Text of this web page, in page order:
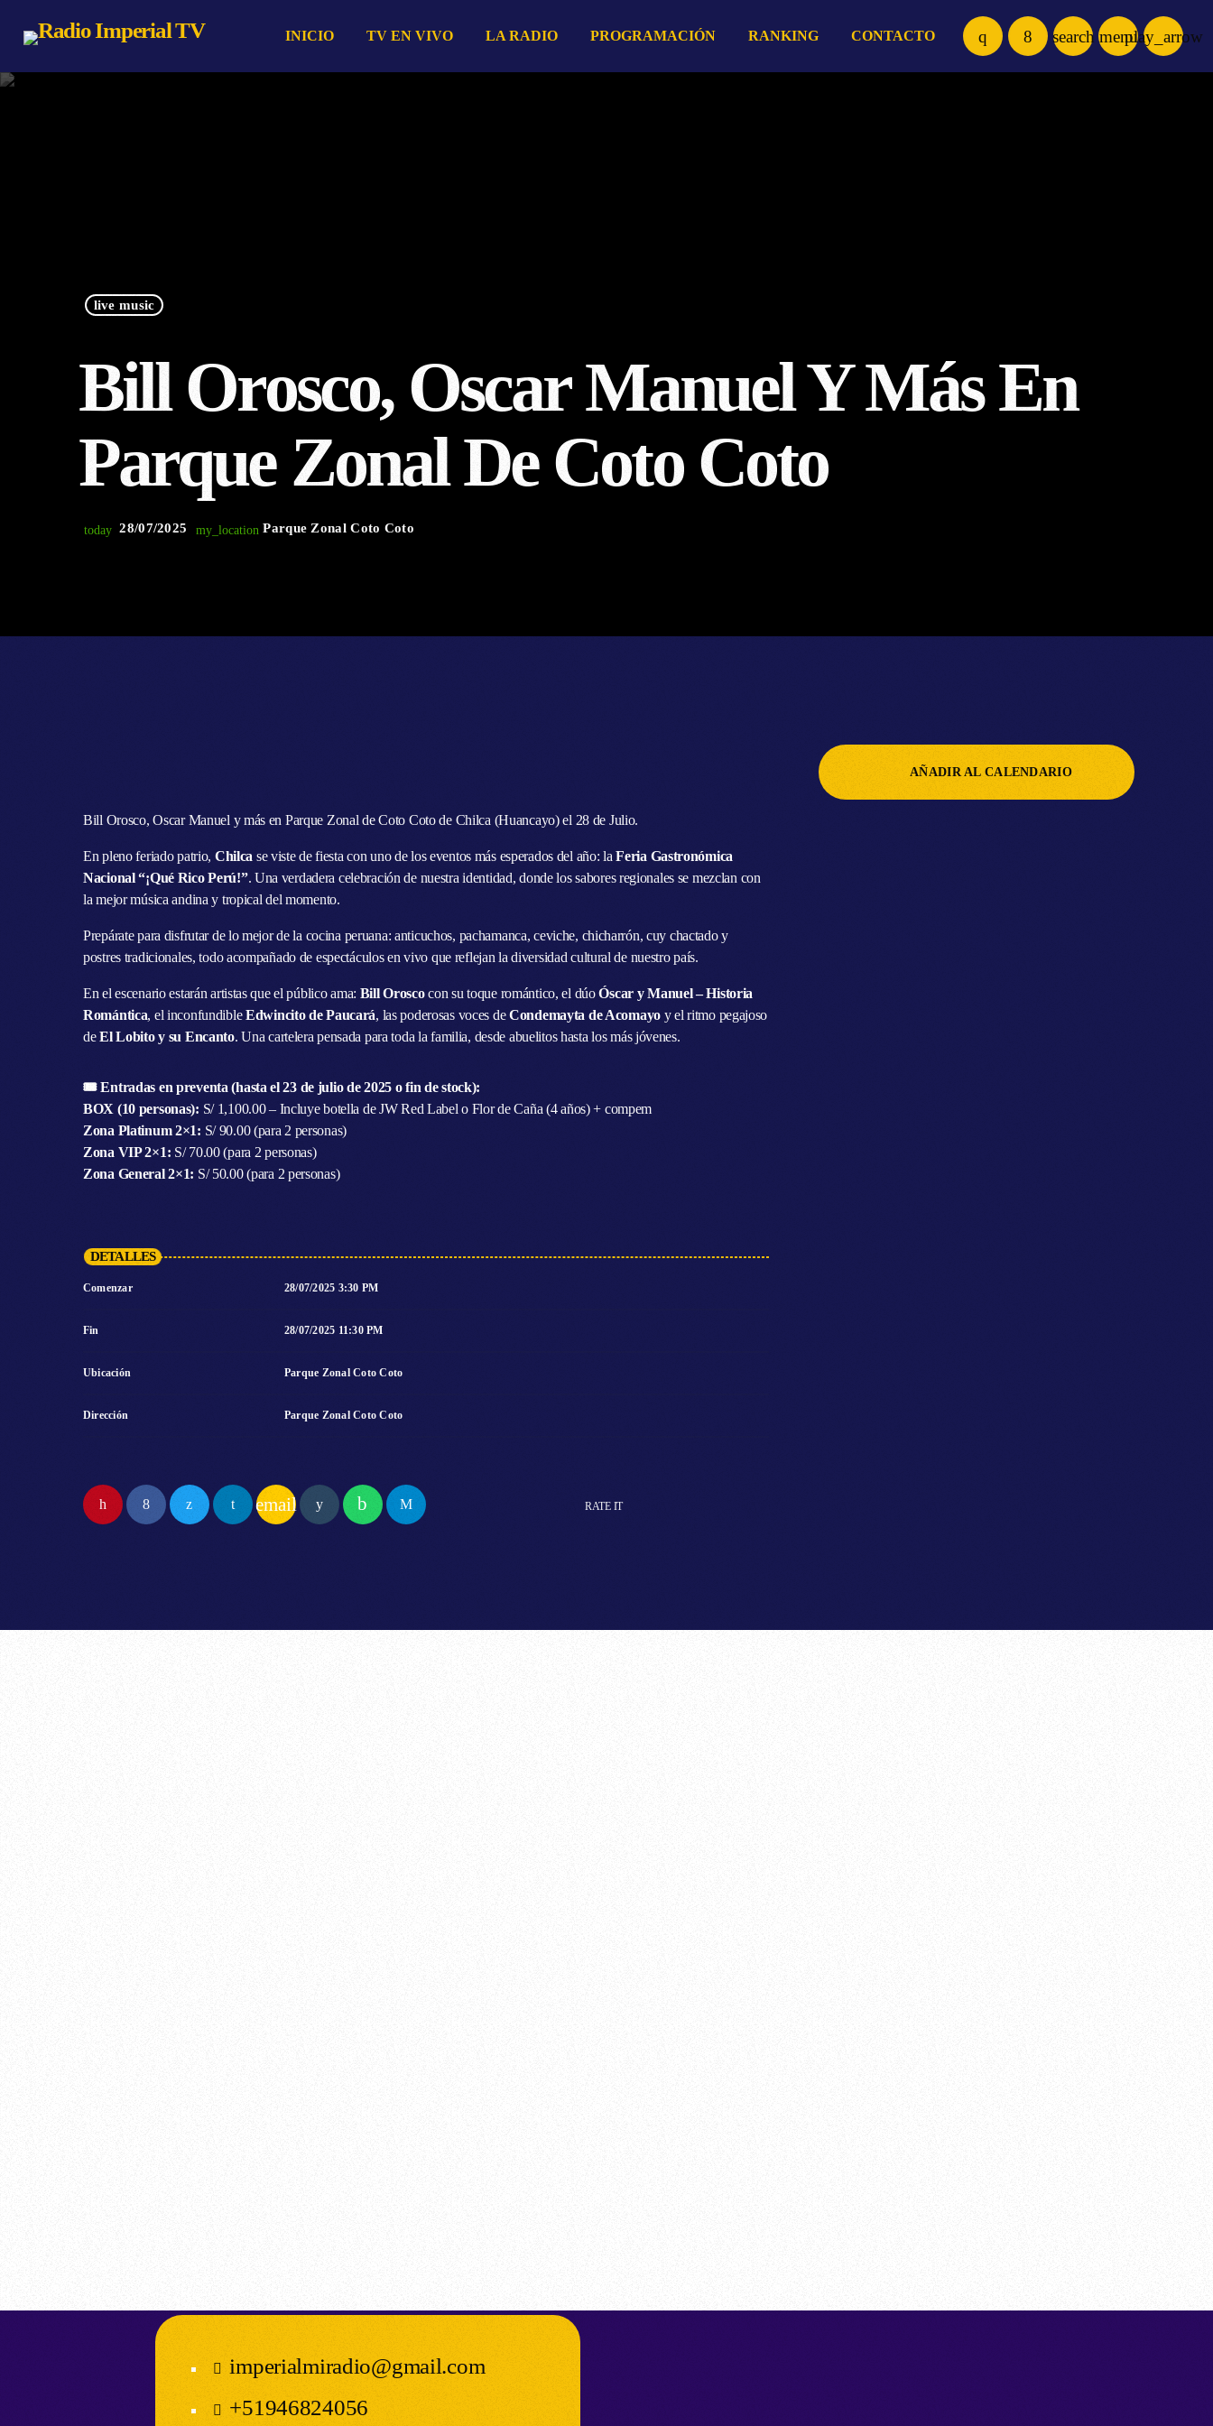
INICIO TV EN VIVO LA RADIO PROGRAMACIÓN RANKING CONTACTO search menuplay_arrow
live music
Bill Orosco, Oscar Manuel Y Más En
Parque Zonal De Coto Coto
today 28/07/2025 my_location Parque Zonal Coto Coto
Bill Orosco, Oscar Manuel y más en Parque Zonal de Coto Coto de Chilca (Huancayo) el 28 de Julio.
En pleno feriado patrio, Chilca se viste de fiesta con uno de los eventos más esperados del año: laFeria Gastronómica
Nacional “¡Qué Rico Perú!”. Una verdadera celebración de nuestra identidad, donde los sabores regionales se mezclan con
la mejor música andina y tropical del momento.
Prepárate para disfrutar de lo mejor de la cocina peruana: anticuchos, pachamanca, ceviche, chicharrón, cuy chactado y
postres tradicionales, todo acompañado de espectáculos en vivo que reflejan la diversidad cultural de nuestro país.
En el escenario estarán artistas que el público ama: Bill Oroscocon su toque romántico, el dúoÓscar y Manuel – Historia
Romántica, el inconfundibleEdwincito de Paucará, las poderosas voces deCondemayta de Acomayoy el ritmo pegajoso
deEl Lobito y su Encanto. Una cartelera pensada para toda la familia, desde abuelitos hasta los más jóvenes.
🎟️ Entradas en preventa (hasta el 23 de julio de 2025 o fin de stock):
BOX (10 personas): S/ 1,100.00 – Incluye botella de JW Red Label o Flor de Caña (4 años) + compem
Zona Platinum 2×1: S/ 90.00 (para 2 personas)
Zona VIP 2×1: S/ 70.00 (para 2 personas)
Zona General 2×1: S/ 50.00 (para 2 personas)
DETALLES
Comenzar 28/07/2025 3:30 PM
Fin 28/07/2025 11:30 PM
Ubicación Parque Zonal Coto Coto
Dirección Parque Zonal Coto Coto
email RATE IT
AÑADIR AL CALENDARIO
imperialmiradio@gmail.com
+51946824056